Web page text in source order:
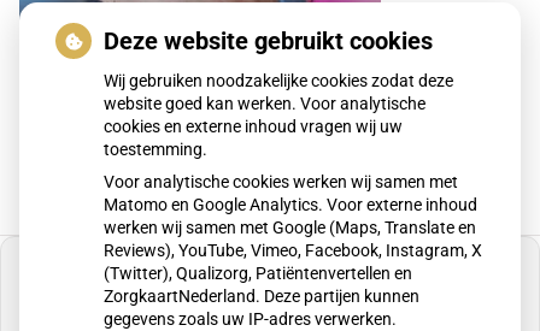
Deze website gebruikt cookies
Wij gebruiken noodzakelijke cookies zodat deze
website goed kan werken. Voor analytische
cookies en externe inhoud vragen wij uw
toestemming.
Voor analytische cookies werken wij samen met
Matomo en Google Analytics. Voor externe inhoud
werken wij samen met Google (Maps, Translate en
Reviews), YouTube, Vimeo, Facebook, Instagram, X
(Twitter), Qualizorg, Patiëntenvertellen en
ZorgkaartNederland. Deze partijen kunnen
gegevens zoals uw IP-adres verwerken.